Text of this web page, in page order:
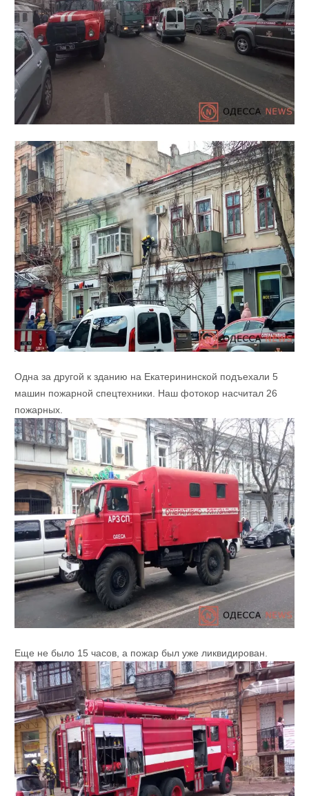
Одна за другой к зданию на Екатерининской подъехали 5
машин пожарной спецтехники. Наш фотокор насчитал 26
пожарных.
Еще не было 15 часов, а пожар был уже ликвидирован.